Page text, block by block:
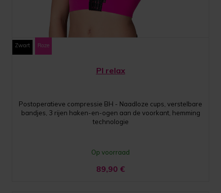
Zwart Roze
PI relax
Postoperatieve compressie BH - Naadloze cups, verstelbare
bandjes, 3 rijen haken-en-ogen aan de voorkant, hemming
technologie
Op voorraad
89,90 €